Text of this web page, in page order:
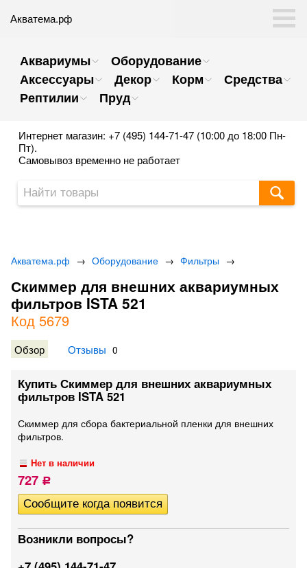
Акватема.рф
Аквариумы
Оборудование
Аксессуары
Декор Корм
Средства
Рептилии
Пруд
Интернет магазин: +7 (495) 144-71-47 (10:00 до 18:00 Пн-
Пт).
Самовывоз временно не работает
Акватема.рф → Оборудование → Фильтры →
Скиммер для внешних аквариумных
фильтров ISTA 521
Код 5679
Обзор Отзывы 0
Купить Скиммер для внешних аквариумных
фильтров ISTA 521
Скиммер для сбора бактериальной пленки для внешних
фильтров.
Нет в наличии
727 Р
Возникли вопросы?